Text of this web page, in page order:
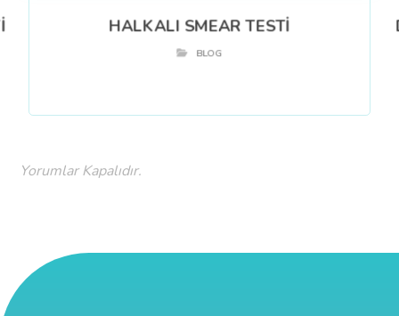
HALKALI SMEAR TESTİ
BLOG
Yorumlar Kapalıdır.